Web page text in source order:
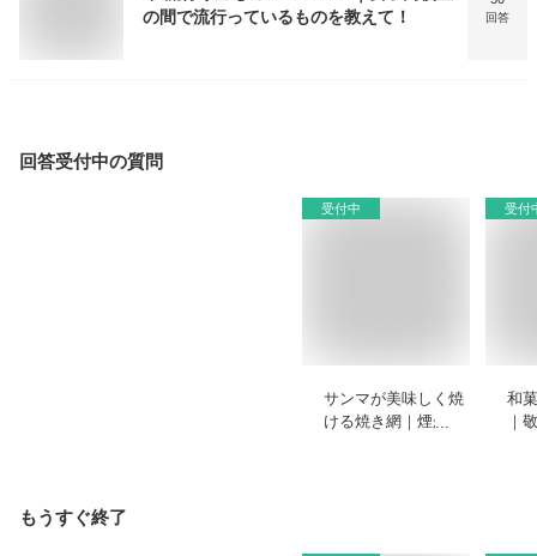
の間で流行っているものを教えて！
回答
回答受付中の質問
受付中
サンマが美味しく焼
ける焼き網｜煙が出
受付
和
｜
もうすぐ終了